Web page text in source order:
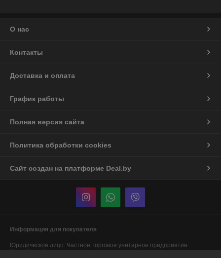
О нас
Контакты
Доставка и оплата
График работы
Полная версия сайта
Политика обработки cookies
Сайт создан на платформе Deal.by
Информация для покупателя
Юридическое лицо: Частное торговое унитарное предприятие
"АннаДекор"